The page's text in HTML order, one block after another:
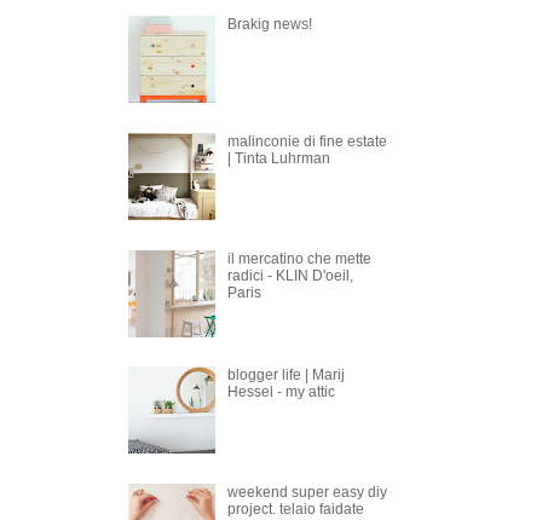
Brakig news!
malinconie di fine estate
| Tinta Luhrman
il mercatino che mette
radici - KLIN D'oeil,
Paris
blogger life | Marij
Hessel - my attic
weekend super easy diy
project. telaio faidate